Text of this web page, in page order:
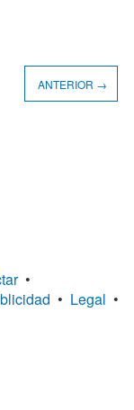
ANTERIOR →
•
• Legal •